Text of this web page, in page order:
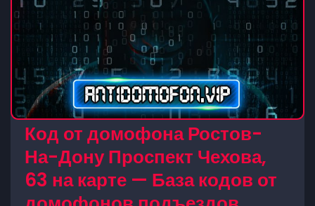
Код от домофона Ростов-
На-Дону Проспект Чехова,
63 на карте — База кодов от